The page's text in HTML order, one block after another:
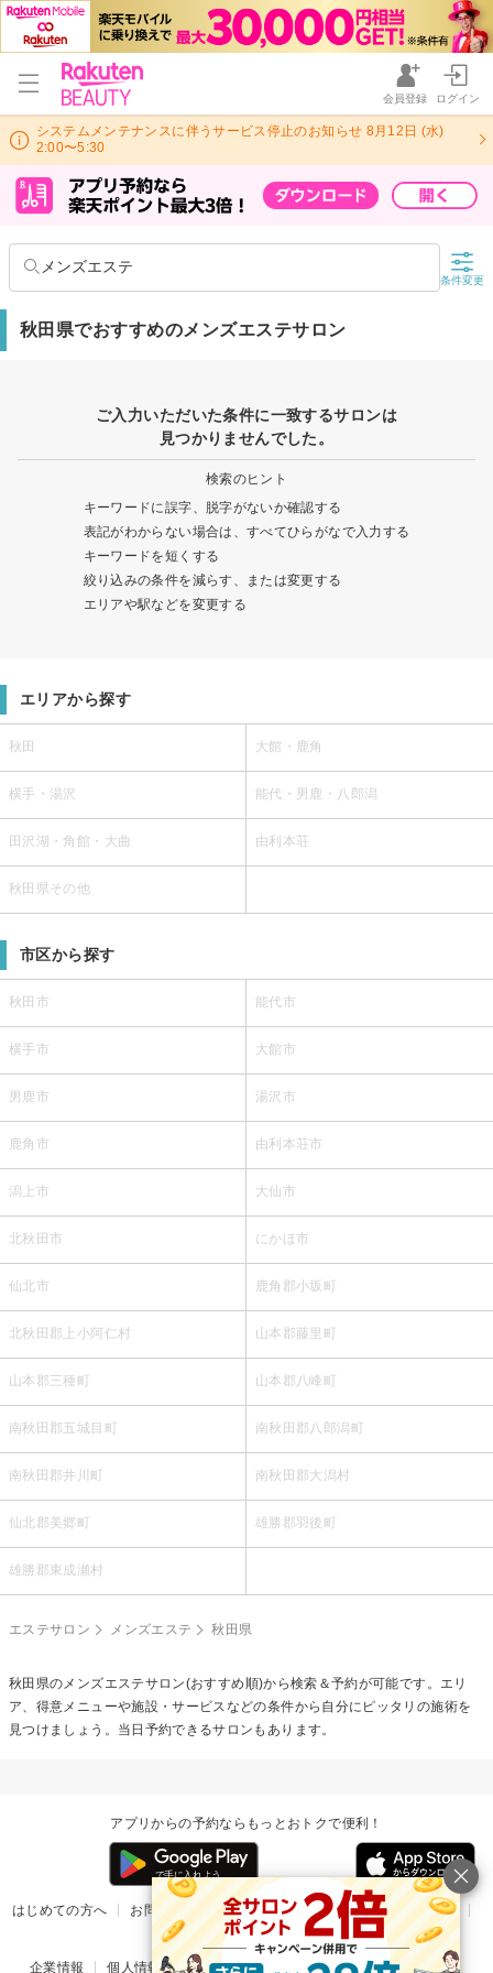
会員登録 ログイン
システムメンテナンスに伴うサービス停止のお知らせ 8月12日 (水)
2:00〜5:30
メンズエステ
条件変更
秋田県でおすすめのメンズエステサロン
ご入力いただいた条件に一致するサロンは
見つかりませんでした。
検索のヒント
キーワードに誤字、脱字がないか確認する
表記がわからない場合は、すべてひらがなで入力する
キーワードを短くする
絞り込みの条件を減らす、または変更する
エリアや駅などを変更する
エリアから探す
秋田 大館・鹿角
横手・湯沢 能代・男鹿・八郎潟
田沢湖・角館・大曲 由利本荘
秋田県その他
市区から探す
秋田市 能代市
横手市 大館市
男鹿市 湯沢市
鹿角市 由利本荘市
潟上市 大仙市
北秋田市 にかほ市
仙北市 鹿角郡小坂町
北秋田郡上小阿仁村 山本郡藤里町
山本郡三種町 山本郡八峰町
南秋田郡五城目町 南秋田郡八郎潟町
南秋田郡井川町 南秋田郡大潟村
仙北郡美郷町 雄勝郡羽後町
雄勝郡東成瀬村
エステサロン メンズエステ 秋田県
秋田県の メンズエステサロン(おすすめ順)から検索＆予約が可能です。エリ
ア、得意メニューや施設・サービスなどの条件から自分にピッタリの施術を
見つけましょう。当日予約できるサロンもあります。
アプリからの予約ならもっとおトクで便利！
はじめての方へ お問い合わせ ヘルプ リリース情報
利用規約
掲載ご希望のサロン様
企業情報 個人情報保護方針 楽天のサービス一覧 アプリ一覧